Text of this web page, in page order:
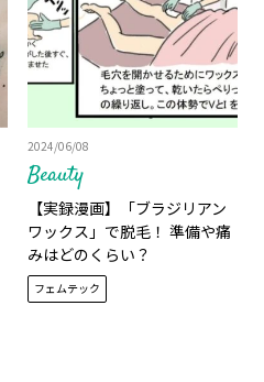
Beauty
2024/06/08
【実録漫画】「ブラジリアン
ワックス」で脱毛！ 準備や痛
みはどのくらい？
フェムテック